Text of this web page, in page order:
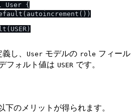
User {
し、 User モデルの role フィール
フォルト値は USER です。
のメリットが得られます。